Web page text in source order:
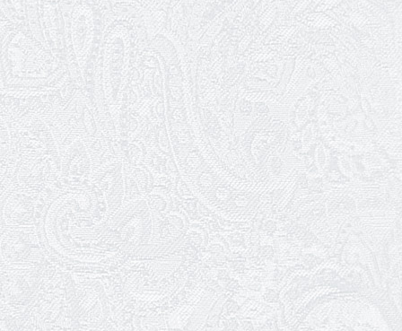
Зелене світло твого дозвілля
11.03.2026
Результати конкурсу
10.03.2026
Ювілей Тетяни Хамітової
03.03.2026
Ювілей Сергія Богаченка
02.03.2026
Результати конкурсу
27.02.2026
Ювілей Олександра Жигуліна
19.02.2026